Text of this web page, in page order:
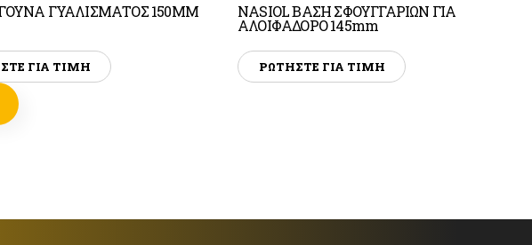
ΓΟΥΝΑ ΓΥΑΛΙΣΜΑΤΟΣ 150ΜΜ
ΓΙΑ ΤΙΜΗ
NASIOL ΒΑΣΗ ΣΦΟΥΓΓΑΡΙΩΝ ΓΙΑ
ΑΛΟΙΦΑΔΟΡΟ 145mm
ΡΩΤΗΣΤΕ ΓΙΑ ΤΙΜΗ